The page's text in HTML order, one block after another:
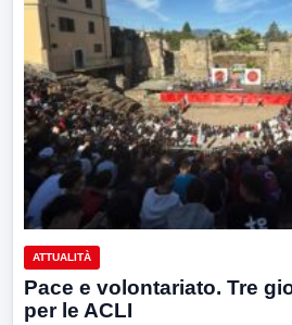
ATTUALITÀ
Pace e volontariato. Tre
per le ACLI